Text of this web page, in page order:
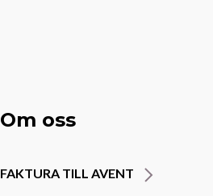
Om oss
FAKTURA TILL AVENT